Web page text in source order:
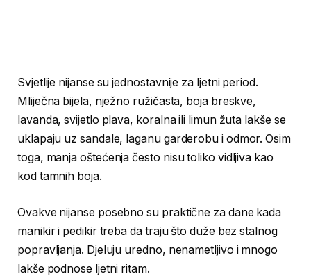
Svjetlije nijanse su jednostavnije za ljetni period.
Mliječna bijela, nježno ružičasta, boja breskve,
lavanda, svijetlo plava, koralna ili limun žuta lakše se
uklapaju uz sandale, laganu garderobu i odmor. Osim
toga, manja oštećenja često nisu toliko vidljiva kao
kod tamnih boja.
Ovakve nijanse posebno su praktične za dane kada
manikir i pedikir treba da traju što duže bez stalnog
popravljanja. Djeluju uredno, nenametljivo i mnogo
lakše podnose ljetni ritam.